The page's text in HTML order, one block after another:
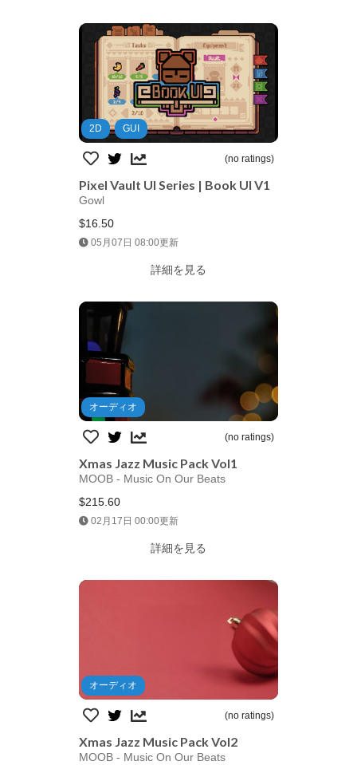
2D GUI
(no ratings)
Pixel Vault UI Series | Book UI V1
Gowl
$16.50
05月07日 08:00更新
詳細を見る
Jump AssetStore
オーディオ
(no ratings)
Xmas Jazz Music Pack Vol1
MOOB - Music On Our Beats
$215.60
02月17日 00:00更新
詳細を見る
Jump AssetStore
オーディオ
(no ratings)
Xmas Jazz Music Pack Vol2
MOOB - Music On Our Beats